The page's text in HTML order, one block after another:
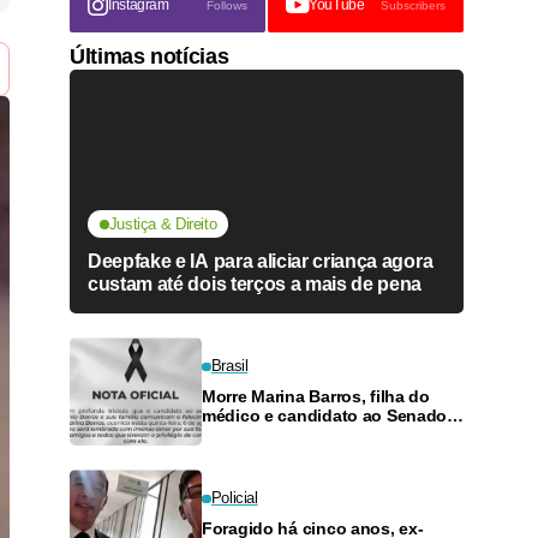
Instagram Follows YouTube Subscribers
Últimas notícias
Justiça & Direito
Deepfake e IA para aliciar criança agora
custam até dois terços a mais de pena
Brasil
Morre Marina Barros, filha do
médico e candidato ao Senado
Policial
Foragido há cinco anos, ex-